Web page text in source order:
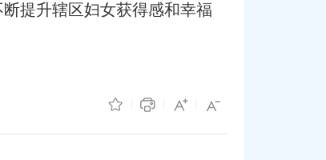
提升辖区妇女获得感和幸福